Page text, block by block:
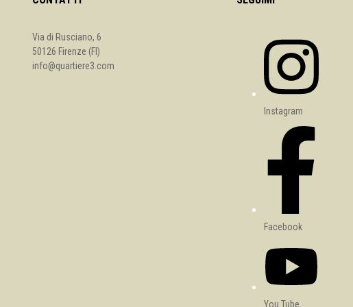
Via di Rusciano, 6
50126 Firenze (FI)
info@quartiere3.com
Instagram
Facebook
You Tube